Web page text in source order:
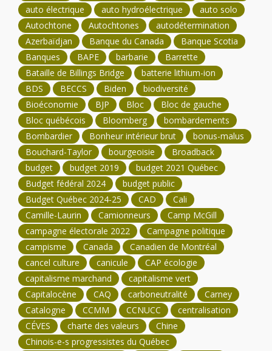
auto électrique auto hydroélectrique
auto solo
Autochtone
Autochtones
autodétermination
Azerbaïdjan
Banque du Canada
Banque Scotia
Banques
BAPE barbarie
Barrette
Bataille de Billings Bridge
batterie lithium-ion
BDS
BECCS Biden
biodiversité
Bioéconomie
BJP Bloc
Bloc de gauche
Bloc québécois
Bloomberg
bombardements
Bombardier
Bonheur intérieur brut
bonus-malus
Bouchard-Taylor
bourgeoisie
Broadback
budget
budget 2019
budget 2021 Québec
Budget fédéral 2024
budget public
Budget Québec 2024-25
CAD
Cali
Camille-Laurin
Camionneurs
Camp McGill
campagne électorale 2022
Campagne politique
campisme
Canada
Canadien de Montréal
cancel culture
canicule
CAP écologie
capitalisme marchand
capitalisme vert
Capitalocène
CAQ carboneutralité
Carney
Catalogne
CCMM CCNUCC
centralisation
CÉVES
charte des valeurs
Chine
Chinois-e-s progressistes du Québec